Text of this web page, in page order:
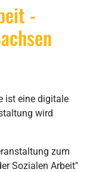
-
ist eine digitale
wird
zum
Sozialen Arbeit"